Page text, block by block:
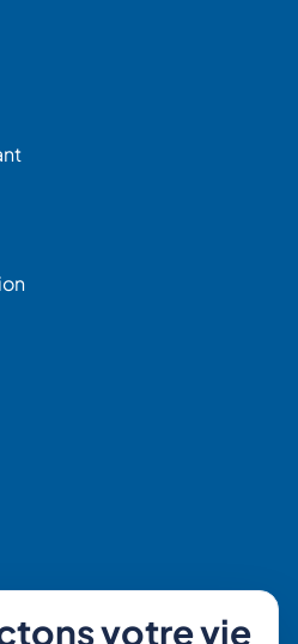
votre vie